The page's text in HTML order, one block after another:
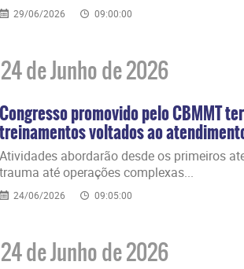
29/06/2026 09:00:00
de Junho de 2026
Congresso promovido pelo CBMMT
treinamentos voltados ao
​Atividades abordarão desde os primeiros
trauma até operações complexas...
24/06/2026 09:05:00
de Junho de 2026